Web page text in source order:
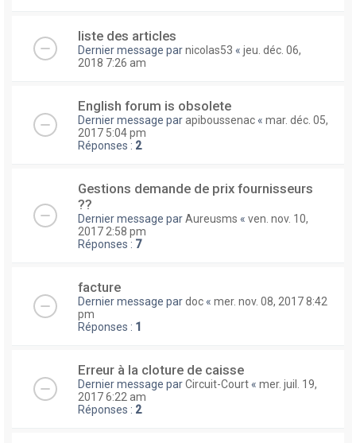
liste des articles
Dernier message parnicolas53 « jeu. déc. 06,
2018 7:26 am
English forum is obsolete
Dernier message parapiboussenac « mar. déc. 05,
2017 5:04 pm
Réponses : 2
Gestions demande de prix fournisseurs
??
Dernier message parAureusms « ven. nov. 10,
2017 2:58 pm
Réponses : 7
facture
Dernier message pardoc « mer. nov. 08, 2017 8:42
pm
Réponses : 1
Erreur à la cloture de caisse
Dernier message parCircuit-Court « mer. juil. 19,
2017 6:22 am
Réponses : 2